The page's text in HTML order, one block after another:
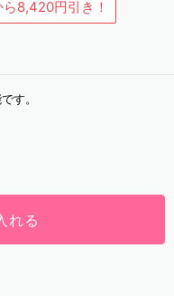
8,420円引き！
す。
れる